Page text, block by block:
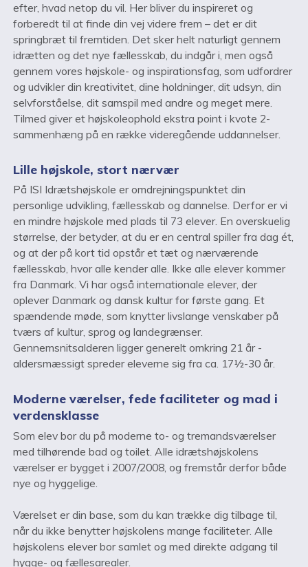
efter, hvad netop du vil. Her bliver du inspireret og
forberedt til at finde din vej videre frem – det er dit
springbræt til fremtiden. Det sker helt naturligt gennem
idrætten og det nye fællesskab, du indgår i, men også
gennem vores højskole- og inspirationsfag, som udfordrer
og udvikler din kreativitet, dine holdninger, dit udsyn, din
selvforståelse, dit samspil med andre og meget mere.
Tilmed giver et højskoleophold ekstra point i kvote 2-
sammenhæng på en række videregående uddannelser.
Lille højskole, stort nærvær
På ISI Idrætshøjskole er omdrejningspunktet din
personlige udvikling, fællesskab og dannelse. Derfor er vi
en mindre højskole med plads til 73 elever. En overskuelig
størrelse, der betyder, at du er en central spiller fra dag ét,
og at der på kort tid opstår et tæt og nærværende
fællesskab, hvor alle kender alle. Ikke alle elever kommer
fra Danmark. Vi har også internationale elever, der
oplever Danmark og dansk kultur for første gang. Et
spændende møde, som knytter livslange venskaber på
tværs af kultur, sprog og landegrænser.
Gennemsnitsalderen ligger generelt omkring 21 år -
aldersmæssigt spreder eleverne sig fra ca. 17½-30 år.
Moderne værelser, fede faciliteter og mad i
verdensklasse
Som elev bor du på moderne to- og tremandsværelser
med tilhørende bad og toilet. Alle idrætshøjskolens
værelser er bygget i 2007/2008, og fremstår derfor både
nye og hyggelige.
Værelset er din base, som du kan trække dig tilbage til,
når du ikke benytter højskolens mange faciliteter. Alle
højskolens elever bor samlet og med direkte adgang til
hygge- og fællesarealer.